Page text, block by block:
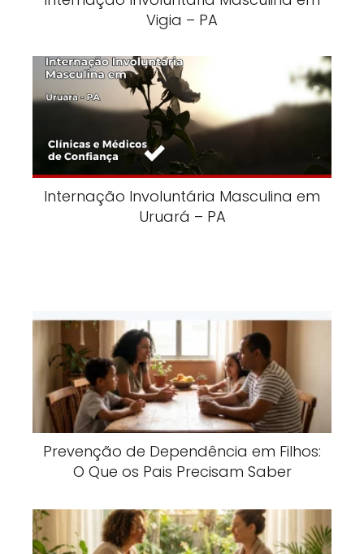
Vigia – PA
Internação Involuntária Masculina em
Uruará – PA
Prevenção de Dependência em Filhos:
O Que os Pais Precisam Saber